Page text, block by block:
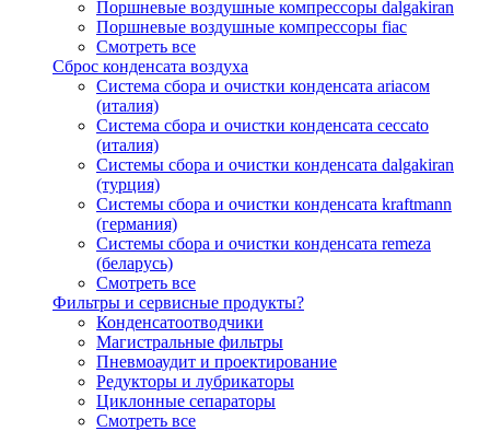
Поршневые воздушные компрессоры dalgakiran
Поршневые воздушные компрессоры fiac
Смотреть все
Сброс конденсата воздуха
Система сбора и очистки конденсата ariacом
(италия)
Система сбора и очистки конденсата ceccato
(италия)
Системы сбора и очистки конденсата dalgakiran
(турция)
Системы сбора и очистки конденсата kraftmann
(германия)
Системы сбора и очистки конденсата remeza
(беларусь)
Смотреть все
Фильтры и сервисные продукты?
Конденсатоотводчики
Магистральные фильтры
Пневмоаудит и проектирование
Редукторы и лубрикаторы
Циклонные сепараторы
Смотреть все